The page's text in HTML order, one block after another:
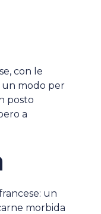
con le
un modo per
posto
a
un
morbida